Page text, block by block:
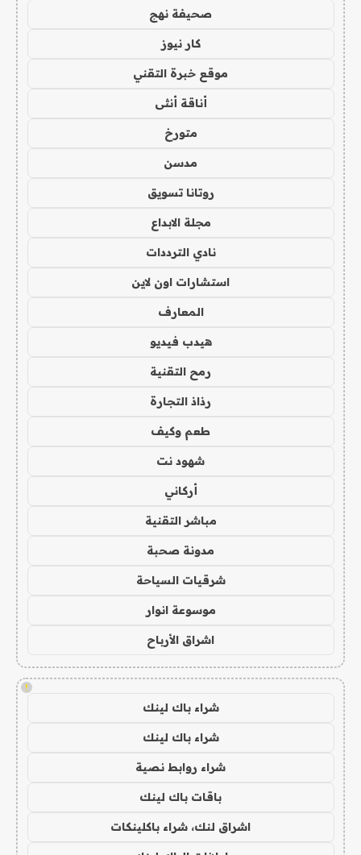
صحيفة نهج
كار نيوز
موقع خبرة التقني
أناقة أنثى
متورخ
مدسن
روتانا تسويق
مجلة الابداع
نادي الترددات
استشارات اون لاين
المعارف
هيدب فيديو
رمح التقنية
رذاذ التجارة
طعم وكيف
شهود نت
أركاني
مباشر التقنية
مدونة صحبة
شرقيات السياحة
موسوعة انوار
اشراق الأرباح
!
شراء باك لينك
شراء باك لينك
شراء روابط نصية
باقات باك لينك
اشراق لنك، شراء باكلينكات